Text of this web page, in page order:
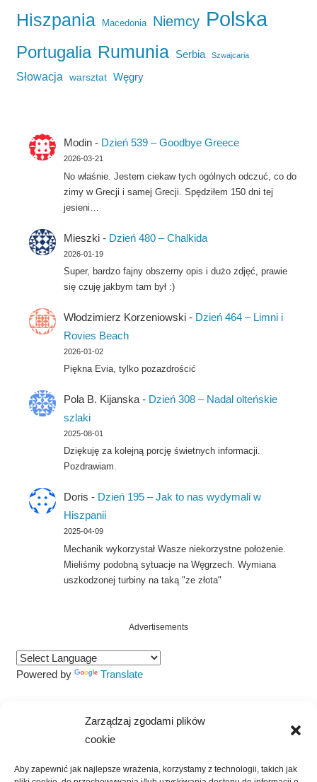
Zarządzaj zgodami plików
cookie
Aby zapewnić jak najlepsze wrażenia, korzystamy z technologii, takich jak
Hiszpania Macedonia Niemcy Polska
Portugalia Rumunia Serbia Szwajcaria
Słowacja warsztat Węgry
Modin - Dzień 539 – Goodbye Greece
2026-03-21
No właśnie. Jestem ciekaw tych ogólnych odczuć, co do
zimy w Grecji i samej Grecji. Spędziłem 150 dni tej
jesieni…
Mieszki - Dzień 480 – Chalkida
2026-01-19
Super, bardzo fajny obszerny opis i dużo zdjęć, prawie
się czuję jakbym tam był :)
Włodzimierz Korzeniowski - Dzień 464 – Limni i
Rovies Beach
2026-01-02
Piękna Evia, tylko pozazdrościć
Pola B. Kijanska - Dzień 308 – Nadal olteńskie
szlaki
2025-08-01
Dziękuję za kolejną porcję świetnych informacji.
Pozdrawiam.
Doris - Dzień 195 – Jak to nas wydymali w
Hiszpanii
2025-04-09
Mechanik wykorzystał Wasze niekorzystne położenie.
Mieliśmy podobną sytuacje na Węgrzech. Wymiana
uszkodzonej turbiny na taką "ze złota"
Advertisements
Powered by Translate